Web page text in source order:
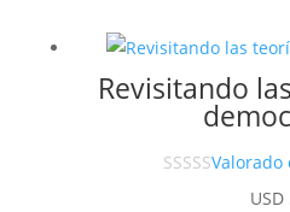
Revisitando
Valorado
USD